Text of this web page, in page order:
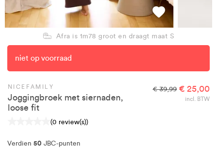
Afra is 1m78 groot en draagt maat S
niet op voorraad
NICEFAMILY
Joggingbroek met siernaden,
loose fit
(0 review(s))
€ 39,99 € 25,00
incl. BTW
Verdien 50 JBC-punten